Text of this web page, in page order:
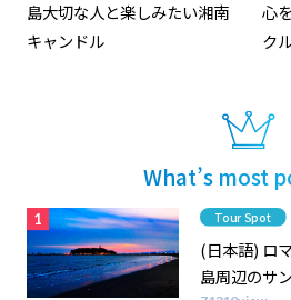
島大切な人と楽しみたい湘南
キャンドル
心
ク
What’s most
(日本語) ロ
島周辺のサ
Category
Tour Spot